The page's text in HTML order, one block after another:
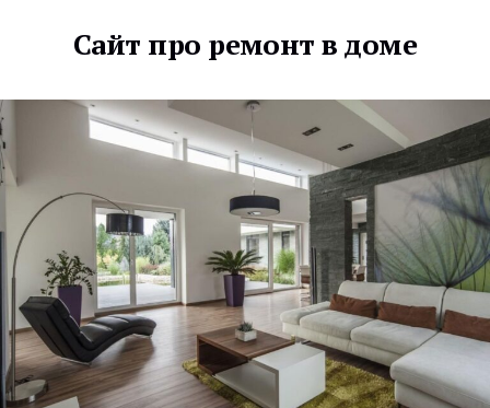
Сайт про ремонт в доме